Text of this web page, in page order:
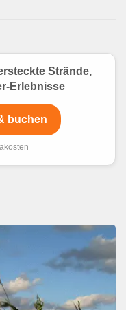
Strände,
Erlebnisse
buchen